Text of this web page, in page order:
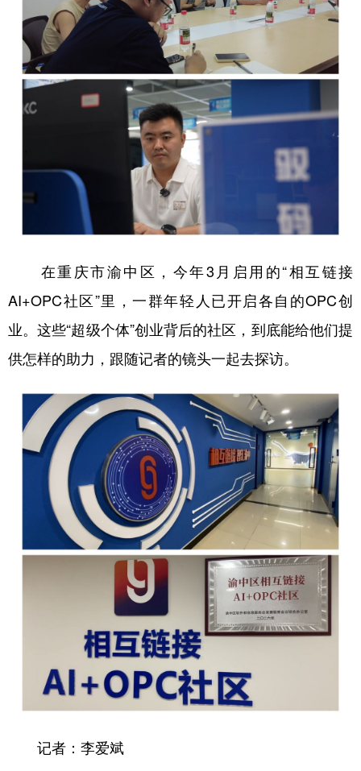
在重庆市渝中区，今年3月启用的“相互链接
AI+OPC社区”里，一群年轻人已开启各自的OPC创
业。这些“超级个体”创业背后的社区，到底能给他们提
供怎样的助力，跟随记者的镜头一起去探访。
记者：李爱斌